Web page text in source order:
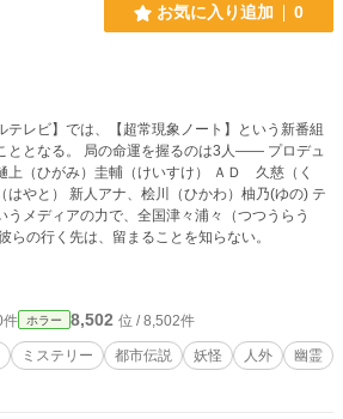
ように出会い、やがて街を侵食する恐ろしい都市
デバッグアクション】 怪異は、精神論や気
に張り巡らされた伏線が、ラストの一瞬で完璧に噛
条理な地獄が爽快なカタルシスへと反転する！ 背
うな本格怪異ミステリの緊張感。 背中を預け合
けて魂をぶつけ合うバディの絆。 そして、五感を
像的演出。 もしあなたが深夜の掲示板
人間の名前を覚えている探偵の噂を見つけたなら
ほしい。 彼らに助けを求める時、あなたのいる
お気に入り追加 0
テレビ】では、【超常現象ノート】という新番組
運を握るのは3人―― プロデュ
（ひがみ）圭輔（けいすけ） ＡＤ 久慈（く
はやと） 新人アナ、桧川（ひかわ）柚乃(ゆの) テ
うメディアの力で、全国津々浦々（つつうらう
）―― 彼らの行く先は、留まることを知らない。
件 ホラー 8,502 位 / 8,502件
ミステリー 都市伝説 妖怪 人外
幽霊